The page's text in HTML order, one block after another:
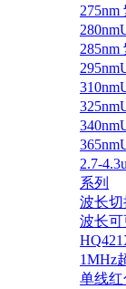
275nm
285nm
2.7-
系列
波长切
波长
1MHz
单线红